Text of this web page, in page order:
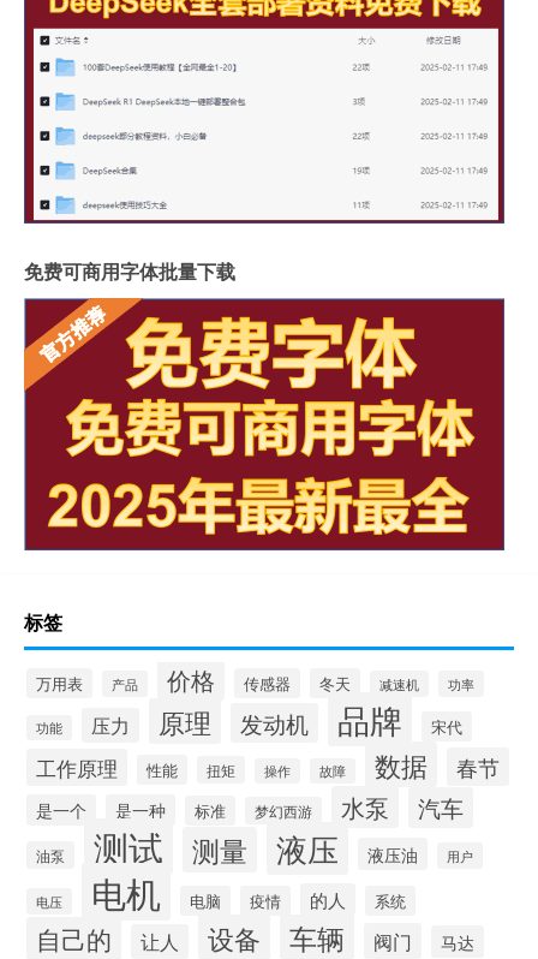
免费可商用字体批量下载
标签
万用表 产品 价格 传感器 冬天 减速机 功率
功能 压力 原理 发动机 品牌 宋代
工作原理 性能 扭矩 操作 故障 数据 春节
是一个 是一种 标准 梦幻西游 水泵 汽车
油泵 测试 测量 液压 液压油 用户
电压 电机 电脑 疫情 的人 系统
自己的 让人 设备 车辆 阀门 马达